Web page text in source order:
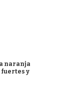
naranja
y